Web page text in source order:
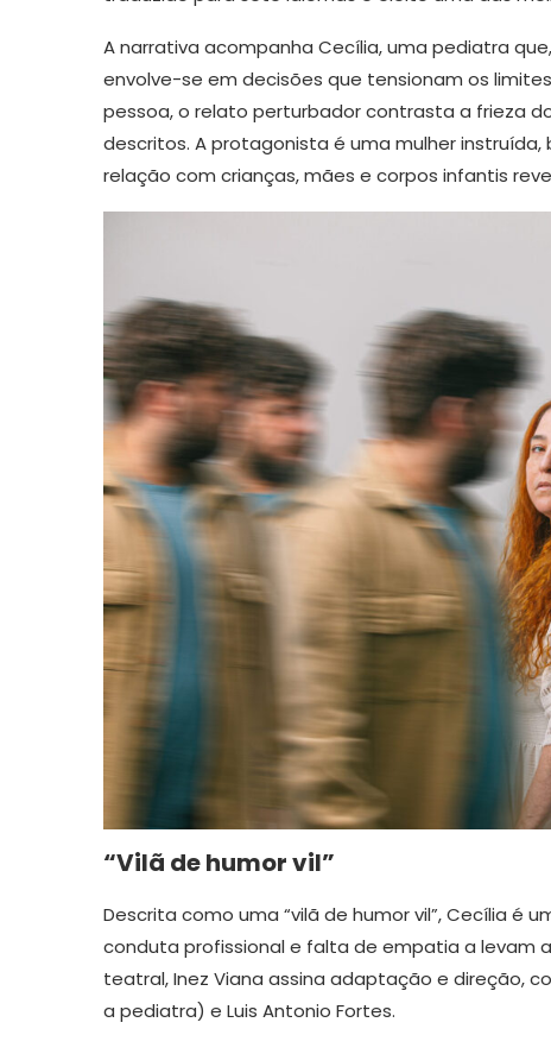
A narrativa acompanha Cecília, uma pediatra
envolve-se em decisões que tensionam os
pessoa, o relato perturbador contrasta a frieza
descritos. A protagonista é uma mulher
relação com crianças, mães e corpos infantis
“Vilã de humor vil”
Descrita como uma “vilã de humor vil”, Cecília é
conduta profissional e falta de empatia a levam
teatral, Inez Viana assina adaptação e direção,
a pediatra) e Luis Antonio Fortes.